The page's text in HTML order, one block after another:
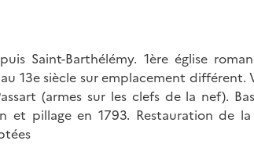
Saint-Barthélémy. 1ère église
13e siècle sur emplacement différent.
(armes sur les clefs de la nef).
et pillage en 1793. Restauration de